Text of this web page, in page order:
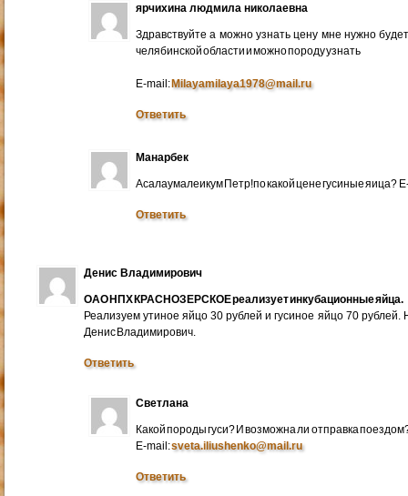
ярчихина людмила николаевна
Здравствуйте а можно узнать цену мне нужно
челябинской области и можно породу узнать
E-mail:Milayamilaya1978@mail.ru
Ответить
Манарбек
Асалаумалеикум Петр!по какой цене гусиные яица?
Ответить
Денис Владимирович
ОАО НПХ КРАСНОЗЕРСКОЕ реализует инкубационные яйца.
Реализуем утиное яйцо 30 рублей и гусиное яйцо 70
Денис Владимирович.
Ответить
Светлана
Какой породы гуси? И возможна ли отправка
E-mail:sveta.iliushenko@mail.ru
Ответить